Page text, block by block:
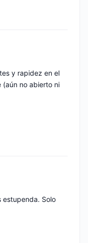
y rapidez en el
(aún no abierto ni
estupenda. Solo